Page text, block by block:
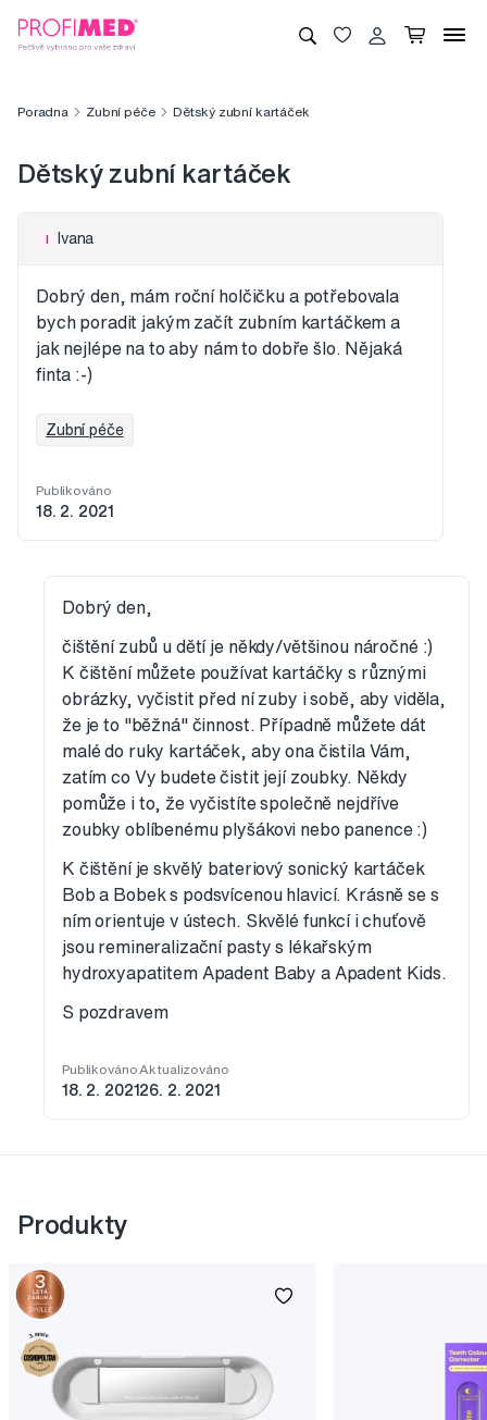
Poradna Zubní péče Dětský zubní kartáček
Dětský zubní kartáček
I Ivana
Dobrý den, mám roční holčičku a potřebovala
bych poradit jakým začít zubním kartáčkem a
jak nejlépe na to aby nám to dobře šlo. Nějaká
finta :-)
Zubní péče
Publikováno
18. 2. 2021
Dobrý den,
čištění zubů u dětí je někdy/většinou náročné :)
K čištění můžete používat kartáčky s různými
obrázky, vyčistit před ní zuby i sobě, aby viděla,
že je to "běžná" činnost. Případně můžete dát
malé do ruky kartáček, aby ona čistila Vám,
zatím co Vy budete čistit její zoubky. Někdy
pomůže i to, že vyčistíte společně nejdříve
zoubky oblíbenému plyšákovi nebo panence :)
K čištění je skvělý bateriový sonický kartáček
Bob a Bobek s podsvícenou hlavicí. Krásně se s
ním orientuje v ústech. Skvělé funkcí i chuťově
jsou remineralizační pasty s lékařským
hydroxyapatitem Apadent Baby a Apadent Kids.
S pozdravem
Publikováno
18. 2. 2021
Aktualizováno
26. 2. 2021
Produkty